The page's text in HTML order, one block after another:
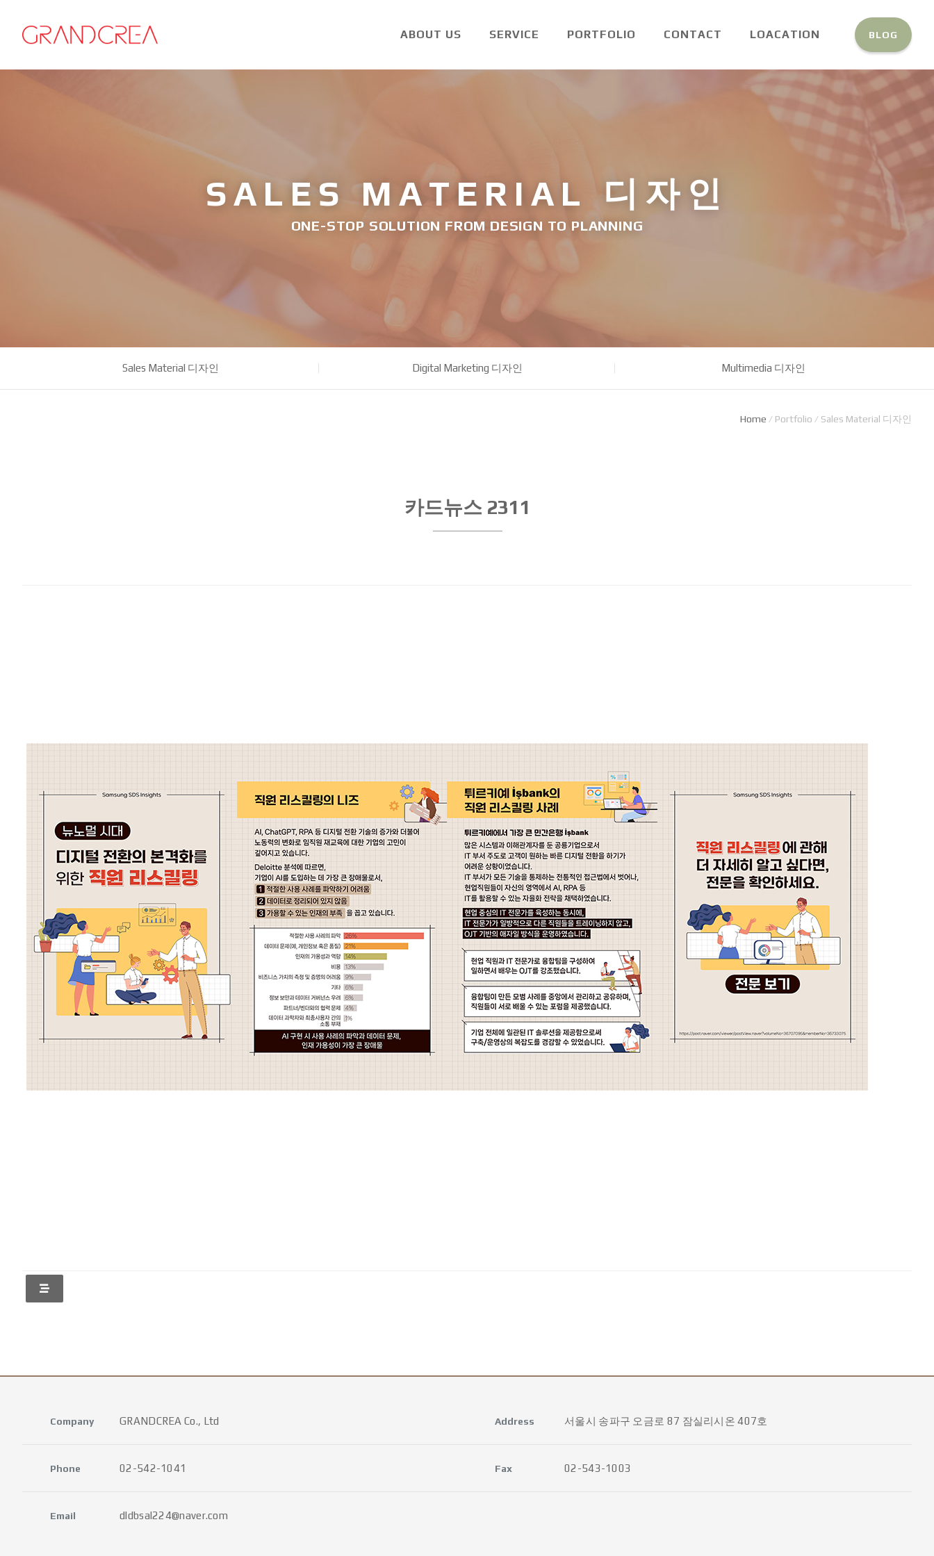
ABOUT US SERVICE PORTFOLIO CONTACT LOACATION BLOG
SALES MATERIAL 디자인
ONE-STOP SOLUTION FROM DESIGN TO PLANNING
Sales Material 디자인 Digital Marketing 디자인 Multimedia 디자인
Home / Portfolio / Sales Material 디자인
카드뉴스 2311
Company GRANDCREA Co., Ltd Address 서울시 송파구 오금로 87 잠실리시온 407호
Phone 02-542-1041 Fax 02-543-1003
Email dldbsal224@naver.com